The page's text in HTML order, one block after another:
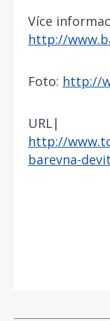
Více
http://
Foto: http://
URL|
http://
barevna-